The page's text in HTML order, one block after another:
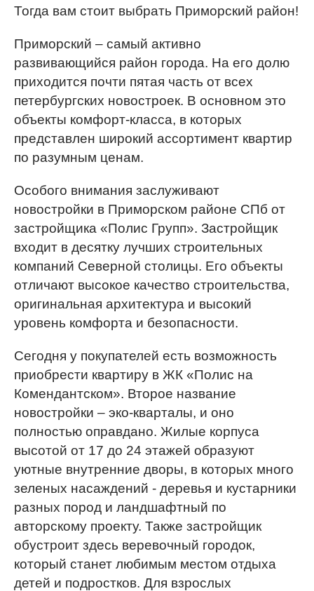
Тогда вам стоит выбрать Приморский район!
Приморский – самый активно
развивающийся район города. На его долю
приходится почти пятая часть от всех
петербургских новостроек. В основном это
объекты комфорт-класса, в которых
представлен широкий ассортимент квартир
по разумным ценам.
Особого внимания заслуживают
новостройки в Приморском районе СПб от
застройщика «Полис Групп». Застройщик
входит в десятку лучших строительных
компаний Северной столицы. Его объекты
отличают высокое качество строительства,
оригинальная архитектура и высокий
уровень комфорта и безопасности.
Сегодня у покупателей есть возможность
приобрести квартиру в ЖК «Полис на
Комендантском». Второе название
новостройки – эко-кварталы, и оно
полностью оправдано. Жилые корпуса
высотой от 17 до 24 этажей образуют
уютные внутренние дворы, в которых много
зеленых насаждений - деревья и кустарники
разных пород и ландшафтный по
авторскому проекту. Также застройщик
обустроит здесь веревочный городок,
который станет любимым местом отдыха
детей и подростков. Для взрослых